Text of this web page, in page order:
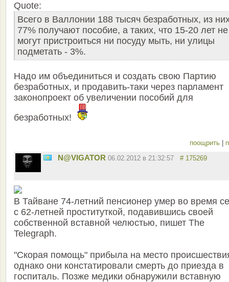
Quote:
Всего в Валлонии 188 тысяч безработных, из
77% получают пособие, а таких, что 15-20 лет не
могут пристроиться ни посуду мыть, ни улицы
подметать - 3%.
Надо им объединиться и создать свою Партию
безработных, и продавить-таки через парламент
законопроект об увеличении пособий для
безработных!
поощрить
N@VIGATOR 06.02.2012 в 21:32:57 # 175269
В Тайване 74-летний пенсионер умер во время
с 62-летней проституткой, подавившись своей
собственной вставной челюстью, пишет The
Telegraph.
"Скорая помощь" прибыла на место
однако они констатировали смерть до приезда в
госпиталь. Позже медики обнаружили вставную